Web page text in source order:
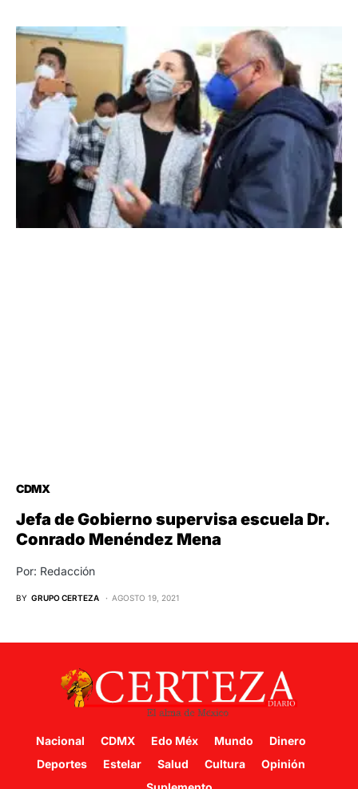
CDMX
Jefa de Gobierno supervisa escuela Dr.
Conrado Menéndez Mena
Por: Redacción
BY GRUPO CERTEZA AGOSTO 19, 2021
Nacional CDMX Edo Méx Mundo
Dinero
Deportes
Estelar Salud Cultura
Opinión